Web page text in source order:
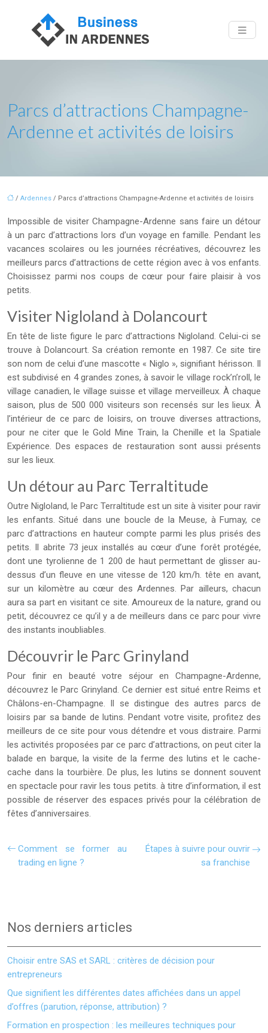
Parcs d’attractions Champagne-
Ardenne et activités de loisirs
/ Ardennes / Parcs d’attractions Champagne-Ardenne et activités de loisirs
Impossible de visiter Champagne-Ardenne sans faire un détour
à un parc d’attractions lors d’un voyage en famille. Pendant les
vacances scolaires ou les journées récréatives, découvrez les
meilleurs parcs d’attractions de cette région avec à vos enfants.
Choisissez parmi nos coups de cœur pour faire plaisir à vos
petits.
Visiter Nigloland à Dolancourt
En tête de liste figure le parc d’attractions Nigloland. Celui-ci se
trouve à Dolancourt. Sa création remonte en 1987. Ce site tire
son nom de celui d’une mascotte « Niglo », signifiant hérisson. Il
est subdivisé en 4 grandes zones, à savoir le village rock’n’roll, le
village canadien, le village suisse et village merveilleux. À chaque
saison, plus de 500 000 visiteurs son recensés sur les lieux. À
l’intérieur de ce parc de loisirs, on trouve diverses attractions,
pour ne citer que le Gold Mine Train, la Chenille et la Spatiale
Expérience. Des espaces de restauration sont aussi présents
sur les lieux.
Un détour au Parc Terraltitude
Outre Nigloland, le Parc Terraltitude est un site à visiter pour ravir
les enfants. Situé dans une boucle de la Meuse, à Fumay, ce
parc d’attractions en hauteur compte parmi les plus prisés des
petits. Il abrite 73 jeux installés au cœur d’une forêt protégée,
dont une tyrolienne de 1 200 de haut permettant de glisser au-
dessus d’un fleuve en une vitesse de 120 km/h. tête en avant,
sur un kilomètre au cœur des Ardennes. Par ailleurs, chacun
aura sa part en visitant ce site. Amoureux de la nature, grand ou
petit, découvrez ce qu’il y a de meilleurs dans ce parc pour vivre
des instants inoubliables.
Découvrir le Parc Grinyland
Pour finir en beauté votre séjour en Champagne-Ardenne,
découvrez le Parc Grinyland. Ce dernier est situé entre Reims et
Châlons-en-Champagne. Il se distingue des autres parcs de
loisirs par sa bande de lutins. Pendant votre visite, profitez des
meilleurs de ce site pour vous détendre et vous distraire. Parmi
les activités proposées par ce parc d’attractions, on peut citer la
balade en barque, la visite de la ferme des lutins et le cache-
cache dans la tourbière. De plus, les lutins se donnent souvent
en spectacle pour ravir les tous petits. à titre d’information, il est
possible de réserver des espaces privés pour la célébration de
fêtes d’anniversaires.
Comment se former au
trading en ligne ?
Étapes à suivre pour ouvrir
sa franchise
Nos derniers articles
Choisir entre SAS et SARL : critères de décision pour
entrepreneurs
Que signifient les différentes dates affichées dans un appel
d’offres (parution, réponse, attribution) ?
Formation en prospection : les meilleures techniques pour